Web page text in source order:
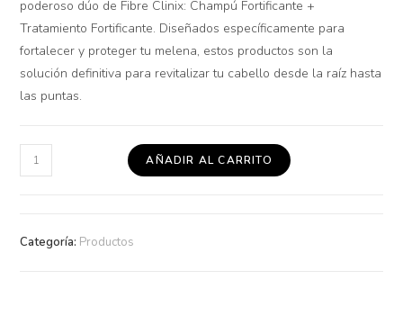
poderoso dúo de Fibre Clinix: Champú Fortificante +
Tratamiento Fortificante. Diseñados específicamente para
fortalecer y proteger tu melena, estos productos son la
solución definitiva para revitalizar tu cabello desde la raíz hasta
las puntas.
AÑADIR AL CARRITO
Categoría: Productos